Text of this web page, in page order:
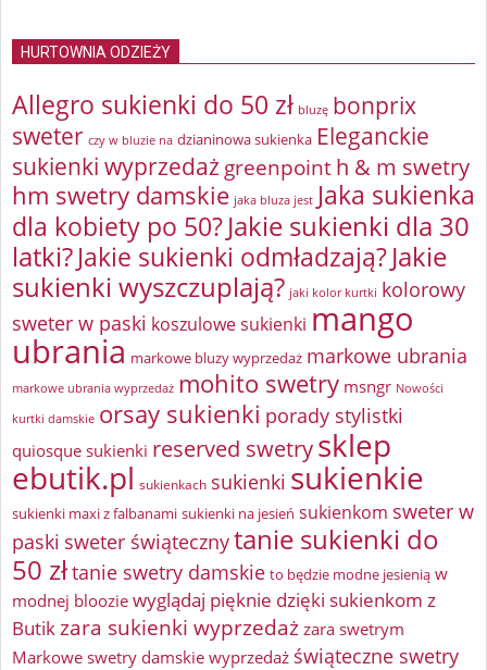
HURTOWNIA ODZIEŻY
Allegro sukienki do 50 zł bluzę bonprix
sweter czy w bluzie na dzianinowa sukienka Eleganckie
sukienki wyprzedaż greenpointh & m swetry
hm swetry damskie jaka bluza jest Jaka sukienka
dla kobiety po 50?Jakie sukienki dla 30
latki?Jakie sukienki odmładzają?Jakie
sukienki wyszczuplają? jaki kolor kurtki kolorowy
sweter w paski koszulowe sukienki mango
ubrania markowe bluzy wyprzedaż markowe ubrania
markowe ubrania wyprzedaż mohito swetry msngr Nowości
kurtki damskie orsay sukienki porady stylistki
quiosque sukienki reserved swetrysklep
ebutik.pl sukienkach sukienki sukienkie
sukienki maxi z falbanami sukienki na jesień sukienkom sweter w
paski sweter świątecznytanie sukienki do
50 złtanie swetry damskie to będzie modne jesienią w
modnej bloozie wyglądaj pięknie dzięki sukienkom z
Butikzara sukienki wyprzedażzara swetrym
Markowe swetry damskie wyprzedaż świąteczne swetry